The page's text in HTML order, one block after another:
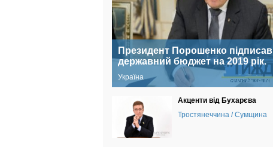
Президент Порошенко підписав
державний бюджет на 2019 рік.
Україна
Акценти від Бухарєва
Тростянеччина / Сумщина